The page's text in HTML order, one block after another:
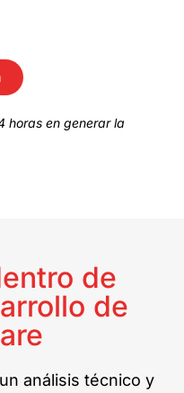
horas en generar la
de
de
análisis técnico y